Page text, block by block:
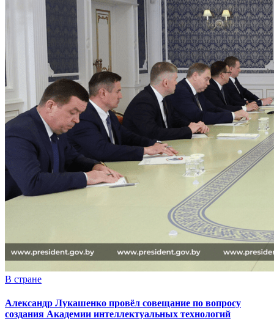
В стране
Александр Лукашенко провёл совещание по вопросу
создания Академии интеллектуальных технологий